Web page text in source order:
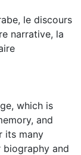
le discours
narrative, la
which is
and
its many
biography and